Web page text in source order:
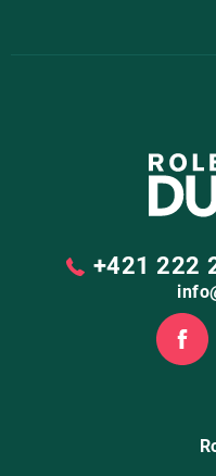
+421 222